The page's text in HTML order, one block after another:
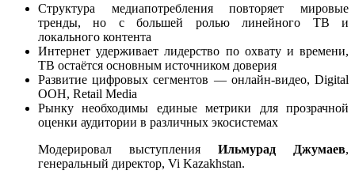
Структура медиапотребления повторяет мировые
тренды, но с большей ролью линейного ТВ и
локального контента
Интернет удерживает лидерство по охвату и времени,
ТВ остаётся основным источником доверия
Развитие цифровых сегментов — онлайн-видео, Digital
OOH, Retail Media
Рынку необходимы единые метрики для прозрачной
оценки аудитории в различных экосистемах
Модерировал выступления Ильмурад Джумаев,
генеральный директор, Vi Kazakhstan.